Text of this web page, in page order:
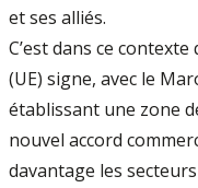
et ses alliés.
C’est dans ce
(UE) signe, avec le
établissant une zone
nouvel accord
davantage les